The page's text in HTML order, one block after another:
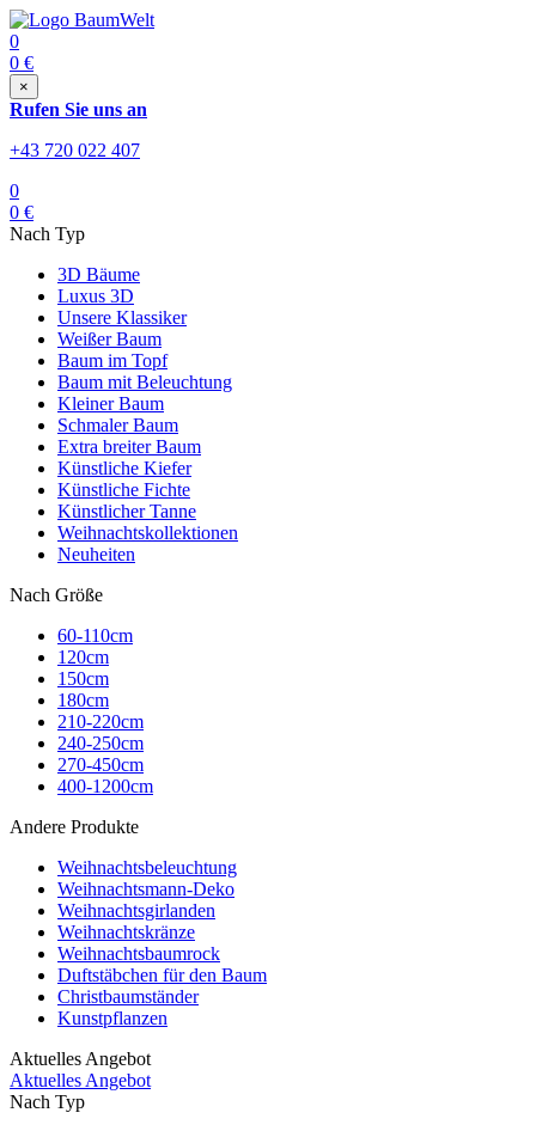
0
0 €
×
Rufen Sie uns an
+43 720 022 407
0
0 €
Nach Typ
3D Bäume
Luxus 3D
Unsere Klassiker
Weißer Baum
Baum im Topf
Baum mit Beleuchtung
Kleiner Baum
Schmaler Baum
Extra breiter Baum
Künstliche Kiefer
Künstliche Fichte
Künstlicher Tanne
Weihnachtskollektionen
Neuheiten
Nach Größe
60-110cm
120cm
150cm
180cm
210-220cm
240-250cm
270-450cm
400-1200cm
Andere Produkte
Weihnachtsbeleuchtung
Weihnachtsmann-Deko
Weihnachtsgirlanden
Weihnachtskränze
Weihnachtsbaumrock
Duftstäbchen für den Baum
Christbaumständer
Kunstpflanzen
Aktuelles Angebot
Aktuelles Angebot
Nach Typ